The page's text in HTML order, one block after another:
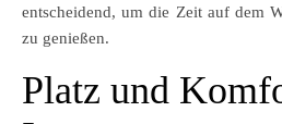
entscheidend, um die Zeit auf dem
zu genießen.
Platz und